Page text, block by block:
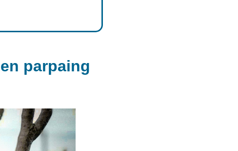
parpaing